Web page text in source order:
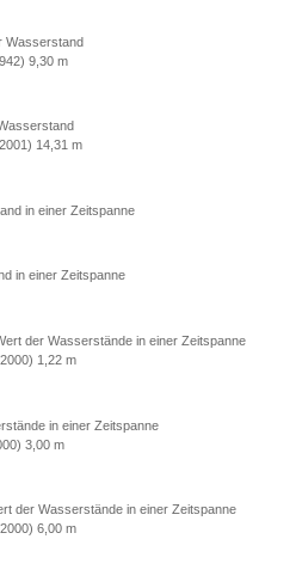
Wasserstand
9,30 m
14,31 m
in einer Zeitspanne
in einer Zeitspanne
der Wasserstände in einer Zeitspanne
1,22 m
in einer Zeitspanne
3,00 m
der Wasserstände in einer Zeitspanne
6,00 m